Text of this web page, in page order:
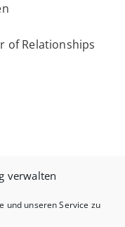
verwalten
und unseren Service zu
of Relationships